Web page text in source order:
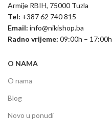
Armije RBIH, 75000 Tuzla
Tel: +387 62 740 815
Email: info@nikishop.ba
Radno vrijeme: 09:00h – 17:00h
O NAMA
O nama
Blog
Novo u ponudi